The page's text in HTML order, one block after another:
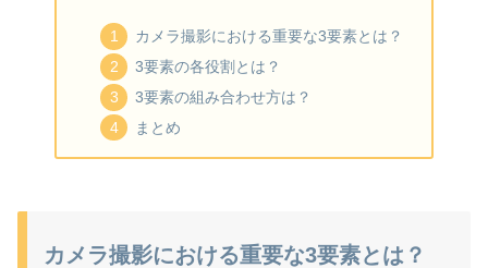
カメラ撮影における重要な3要素とは？
3要素の各役割とは？
3要素の組み合わせ方は？
まとめ
カメラ撮影における重要な3要素とは？